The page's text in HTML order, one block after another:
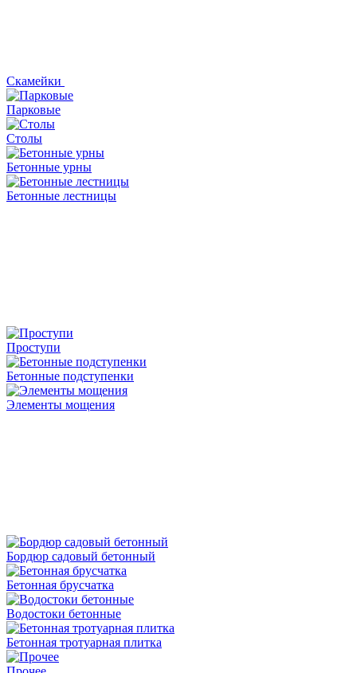
Скамейки
Парковые
Столы
Бетонные урны
Бетонные лестницы
Проступи
Бетонные подступенки
Элементы мощения
Бордюр садовый бетонный
Бетонная брусчатка
Водостоки бетонные
Бетонная тротуарная плитка